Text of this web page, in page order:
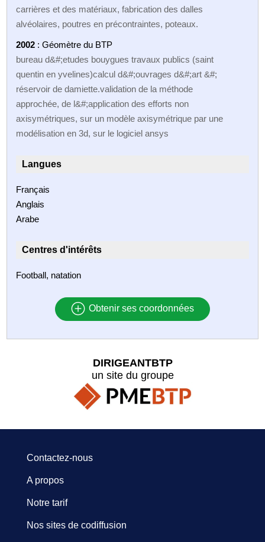
carrières et des matériaux, fabrication des dalles
alvéolaires, poutres en précontraintes, poteaux.
2002 : Géomètre du BTP
bureau d&#;etudes bouygues travaux publics (saint
quentin en yvelines)calcul d&#;ouvrages d&#;art &#;
réservoir de damiette.validation de la méthode
approchée, de l&#;application des efforts non
axisymétriques, sur un modèle axisymétrique par une
modélisation en 3d, sur le logiciel ansys
Langues
Français
Anglais
Arabe
Centres d'intérêts
Football, natation
Obtenir ses coordonnées
DIRIGEANTBTP
un site du groupe
Contactez-nous
A propos
Notre tarif
Nos sites de codiffusion